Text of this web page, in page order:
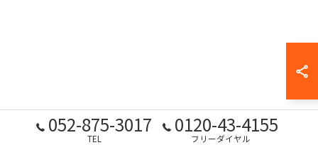
052-875-3017
TEL
0120-43-4155
フリーダイヤル